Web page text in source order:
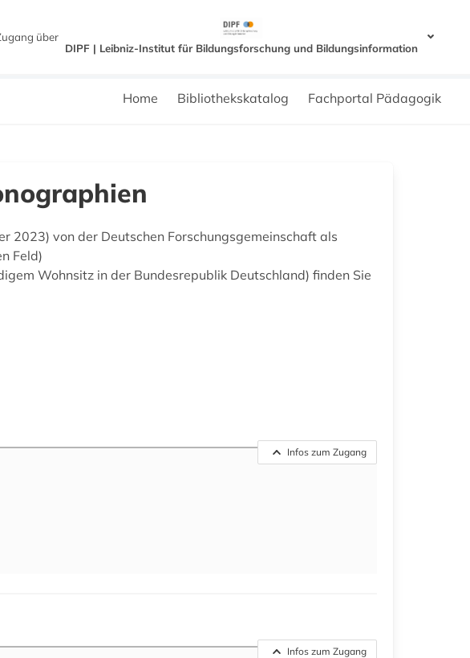
über
DIPF | Leibniz-Institut für Bildungsforschung und Bildungsinformation
Home Bibliothekskatalog Fachportal Pädagogik
2023) von der Deutschen Forschungsgemeinschaft als
Feld)
Wohnsitz in der Bundesrepublik Deutschland) finden Sie
Infos zum Zugang
Infos zum Zugang